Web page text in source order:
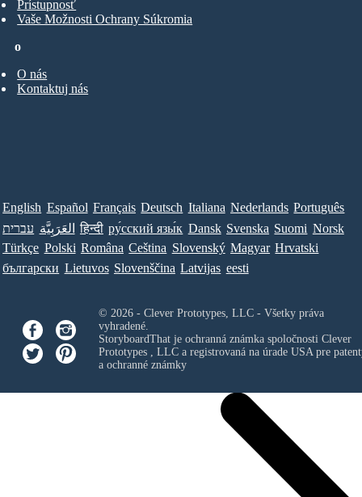
o
O nás
Kontaktuj nás
Prístupnosť
Vaše Možnosti Ochrany Súkromia
English Español Français Deutsch Italiana Nederlands Português
עברית العَرَبِيَّة हिन्दी ру́сский язы́к Dansk Svenska Suomi Norsk
Türkçe Polski Româna Ceština Slovenský Magyar Hrvatski
български Lietuvos Slovenščina Latvijas eesti
© 2026 - Clever Prototypes, LLC - Všetky práva
vyhradené.
StoryboardThat je ochranná známka spoločnosti Clever
Prototypes , LLCa registrovaná na úrade USA pre
a ochranné známky